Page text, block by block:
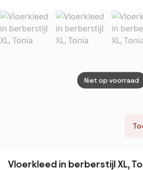
Niet op voorraad
Vloerkleed in berberstijl XL,